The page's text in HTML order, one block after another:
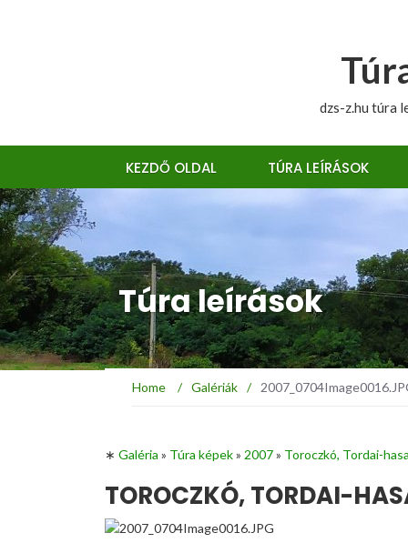
dzs-z.hu túra
KEZDŐ OLDAL TÚRA LEÍRÁSOK
Túra leírások
Home / Galériák /
∗ Galéria » Túra képek» 2007» Toroczkó, Tordai-
TOROCZKÓ, TORDAI-